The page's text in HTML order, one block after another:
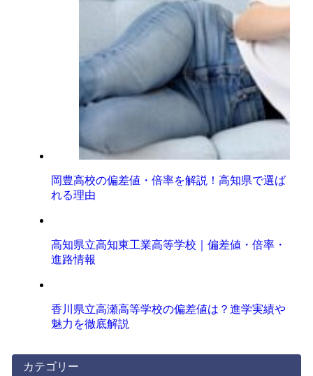
岡豊高校の偏差値・倍率を解説！高知県で選ば
れる理由
高知県立高知東工業高等学校｜偏差値・倍率・
進路情報
香川県立高瀬高等学校の偏差値は？進学実績や
魅力を徹底解説
カテゴリー